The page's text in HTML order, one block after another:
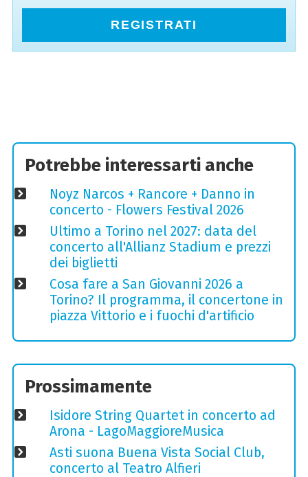
REGISTRATI
Potrebbe interessarti anche
Noyz Narcos + Rancore + Danno in
concerto - Flowers Festival 2026
Ultimo a Torino nel 2027: data del
concerto all'Allianz Stadium e prezzi
dei biglietti
Cosa fare a San Giovanni 2026 a
Torino? Il programma, il concertone in
piazza Vittorio e i fuochi d'artificio
Prossimamente
Isidore String Quartet in concerto ad
Arona - LagoMaggioreMusica
Asti suona Buena Vista Social Club,
concerto al Teatro Alfieri